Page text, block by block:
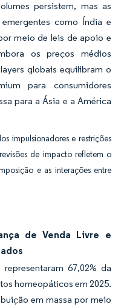
persistem, mas as
como Índia e
meio de leis de apoio e
os preços médios
globais equilibram o
para consumidores
para a Ásia e a América
impulsionadores e restrições
de impacto refletem o
e as interações entre
de Venda Livre e
67,02% da
homeopáticos em 2025.
em massa por meio